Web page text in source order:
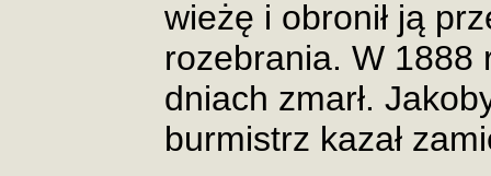
wieżę i obronił ją
rozebrania. W 1888
dniach zmarł.
burmistrz kazał